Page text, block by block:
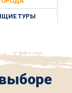
ТУРЫ